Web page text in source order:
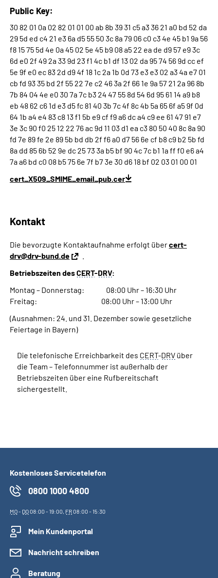
Public Key:
30 82 01 0a 02 82 01 01 00 ab 8b 39 31 c5 a3 36 21 a0 bd 52 da
29 5d ed c4 21 e3 6a d5 55 50 3c 8a 79 06 c0 c3 4e 45 b1 9a 56
f8 15 75 5d 4e 0a 45 02 5e 45 b9 08 a5 22 ea de d9 57 e9 3c
6d e0 2f 49 2a 33 9d 23 f1 4c b1 df 13 02 da 95 74 56 9d cc ef
5e 9f e0 ec 83 2d d9 4f 18 1c 2a 1b 0d 73 e3 e3 02 a3 4a e7 01
cb fd 93 35 bd 2f 55 22 7e c2 46 3a 2f 66 1e 9a 57 21 2a 96 8b
7b 84 04 4e e0 30 7a 7c b3 24 47 55 8d 54 6d 95 61 14 a9 b8
eb 48 62 c6 1d e3 d5 fc 81 40 3b 7c 4f 8c 4b 5a 65 6f a5 9f 0d
64 1b a4 e4 83 c8 13 f1 5b e9 cf f9 a6 dc a4 c9 ee 61 47 91 e7
3e 3c 90 f0 25 12 22 76 ac 9d 11 03 d1 ea c3 80 50 40 8c 8a 90
fd 7e 89 fe 2e 89 5b bd db 2f f6 a0 d7 56 6e cf b8 c9 b2 5b fd
8a dd 85 6b 52 9e dc 25 73 3a b5 bf 90 4c 7c b1 1a ff f0 e6 a4
7a a6 bd c0 08 b5 75 6e 7f b7 3e 30 d6 18 bf 02 03 01 00 01
cert_X509_SMIME_email_pub.cer
Kontakt
Die bevorzugte Kontaktaufnahme erfolgt übercert-
drv@drv-bund.de
Betriebszeiten desCERT-DRV:
Montag – Donnerstag: 08:00 Uhr – 16:30 Uhr
Freitag: 08:00 Uhr – 13:00 Uhr
(Ausnahmen: 24. und 31. Dezember sowie gesetzliche
Feiertage in Bayern)
Die telefonische Erreichbarkeit des CERT-DRV über
die Team – Telefonnummer ist außerhalb der
Betriebszeiten über eine Rufbereitschaft
sichergestellt.
Kostenloses Servicetelefon
0800 1000 4800
MO- DO08:00 - 19:00, FR08:00 - 15:30
Mein Kundenportal
Nachricht schreiben
Beratung